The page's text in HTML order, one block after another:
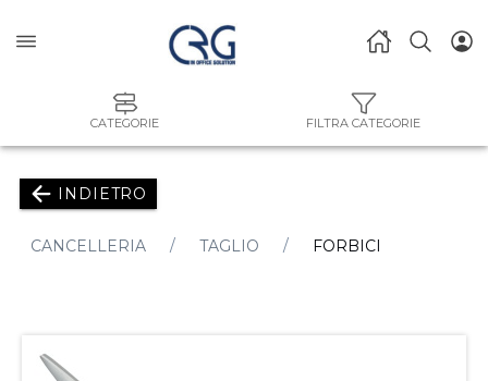
CATEGORIE FILTRA CATEGORIE
INDIETRO
CANCELLERIA TAGLIO FORBICI